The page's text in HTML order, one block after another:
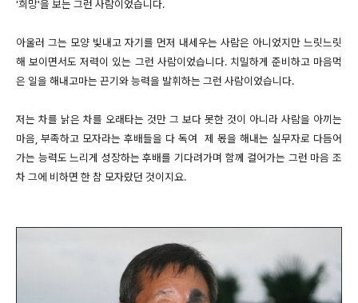
'희망'을 보는 그런 사람이었습니다.
아울러 그는 모양 빛내고 자기를 먼저 내세우는 사람은 아니었지만 느릿느릿
해 보이면서도 저력이 있는 그런 사람이었습니다. 치밀하게 준비하고 마음먹
은 일을 해내고마는 끈기와 능력을 발휘하는 그런 사람이었습니다.
저는 차를 낡은 차를 오래타는 것만 그 보다 못한 것이 아니라 사람을 아끼는
마음, 부족하고 모자라는 후배들을 다 독여 제 몫을 해내는 실무자로 다듬어
가는 능력도 느리게 성장하는 후배를 기다려가며 함께 걸어가는 그런 마음 조
차 그에 비하면 한 참 모자랐던 것이지요.